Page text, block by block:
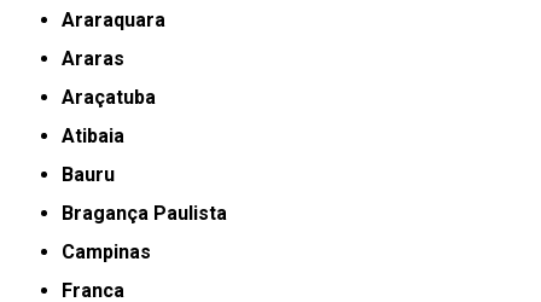
Araraquara
Araras
Araçatuba
Atibaia
Bauru
Bragança Paulista
Campinas
Franca